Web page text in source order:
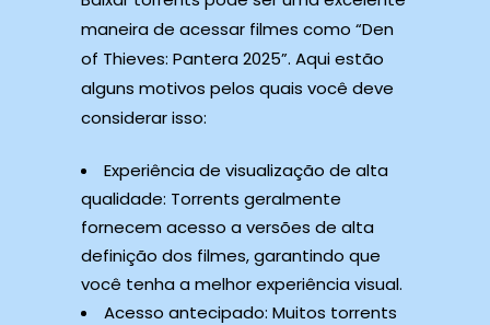
maneira de acessar filmes como “Den
of Thieves: Pantera 2025”. Aqui estão
alguns motivos pelos quais você deve
considerar isso:
Experiência de visualização de alta
qualidade: Torrents geralmente
fornecem acesso a versões de alta
definição dos filmes, garantindo que
você tenha a melhor experiência visual.
Acesso antecipado: Muitos torrents